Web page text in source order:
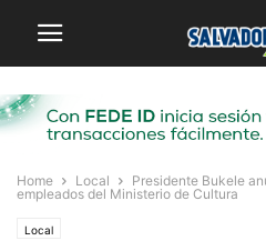
Home Local
Presidente Bukele
empleados del Ministerio de Cultura
Local